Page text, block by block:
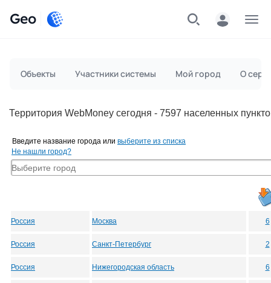
Geo
Объекты Участники системы Мой город О
Территория WebMoney сегодня - 7597 населенных
Введите название города или выберите из списка
Не нашли город?
Россия Москва 6
Россия Санкт-Петербург 2
Россия Нижегородская область 6